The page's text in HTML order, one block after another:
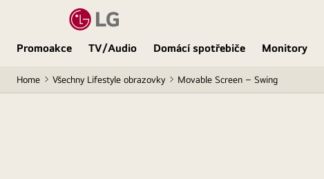
Promoakce TV/Audio Domácí spotřebiče Monitory
Home Všechny Lifestyle obrazovky Movable Screen – Swing